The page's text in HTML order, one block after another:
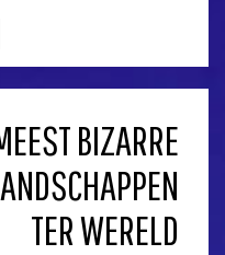
BIZARRE
TER WERELD